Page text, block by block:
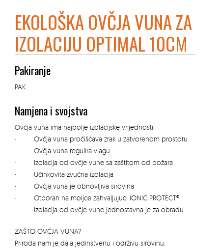
EKOLOŠKA OVČJA VUNA ZA
IZOLACIJU OPTIMAL 10CM
Pakiranje
PAK
Namjena i svojstva
Ovčja vuna ima najbolje izolacijske vrijednosti:
· Ovčja vuna pročišćava zrak u zatvorenom prostoru
· Ovčja vuna regulira vlagu
· Izolacija od ovčje vune sa zaštitom od požara
· Učinkovita zvučna izolacija
· Ovčja vuna je obnovljiva sirovina
· Otporan na moljce zahvaljujući IONIC PROTECT®
· Izolacija od ovčje vune jednostavna je za obradu
ZAŠTO OVČJA VUNA?
Priroda nam je dala jedinstvenu i održivu sirovinu.